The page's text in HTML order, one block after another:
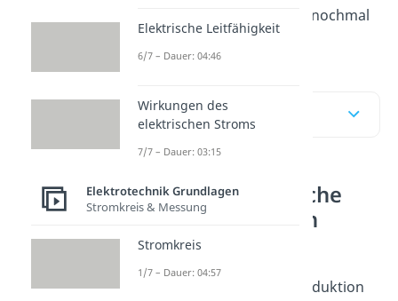
alles wichtige zum Thema nochmal
Inhaltsübersicht
Elektromagnetische
Induktion einfach
erklärt
Die elektromagnetische Induktion
Elektrische Leitfähigkeit
6/7 – Dauer: 04:46
Wirkungen des
elektrischen Stroms
7/7 – Dauer: 03:15
Elektrotechnik Grundlagen
Stromkreis & Messung
Stromkreis
1/7 – Dauer: 04:57